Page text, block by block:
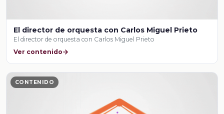
El director de orquesta con Carlos Miguel Prieto
El director de orquesta con Carlos Miguel Prieto
Ver contenido
CONTENIDO